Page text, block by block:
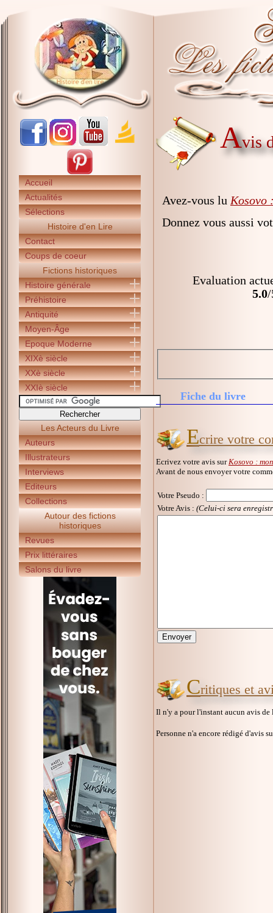
Accueil
Actualités
Sélections
Histoire d'en Lire
Contact
Coups de coeur
Fictions historiques
Histoire générale
Préhistoire
Antiquité
Moyen-Âge
Epoque Moderne
XIXè siècle
XXè siècle
XXIè siècle
Les Acteurs du Livre
Auteurs
Illustrateurs
Interviews
Editeurs
Collections
Autour des fictions
historiques
Revues
Prix littéraires
Salons du livre
Avis
Avez-vous lu Kosovo
Donnez vous aussi
Evaluation
5.0/
Fiche du livre
Ecrire votre
Ecrivez votre avis sur Kosovo :
Avant de nous envoyer votre
Votre Pseudo :
Votre Avis : (Celui-ci sera
Critiques et
Il n'y a pour l'instant aucun avis
Personne n'a encore rédigé d'avis